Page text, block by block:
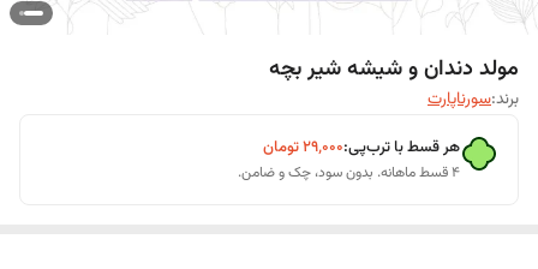
مولد دندان و شیشه شیر بچه
برند:سورناپارت
هر قسط با ترب‌پی:۲۹٬۰۰۰تومان
۴ قسط ماهانه. بدون سود، چک و ضامن.